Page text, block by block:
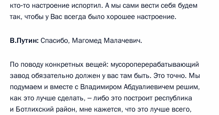
кто‑то настроение испортил. А мы сами вести себя будем
так, чтобы у Вас всегда было хорошее настроение.
В.Путин: Спасибо, Магомед Малачевич.
По поводу конкретных вещей: мусороперерабатывающий
завод обязательно должен у вас там быть. Это точно. Мы
подумаем и вместе с Владимиром Абдуалиевичем решим,
как это лучше сделать, ‒ либо это построит республика
и Ботлихский район, мне кажется, что это лучше всего,